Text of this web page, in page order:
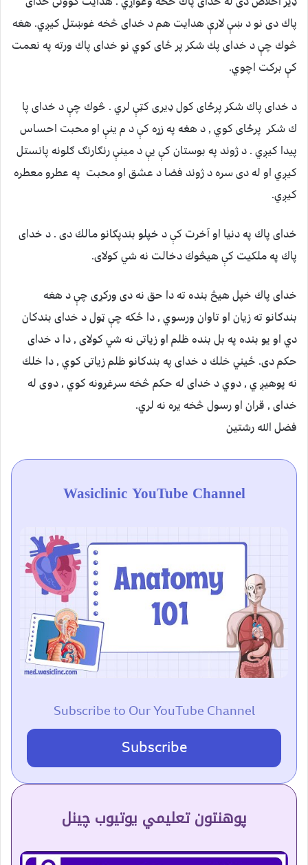
پاك دى نو د ښې لارې هدايت هم د خداى څخه غوښتل كيږي. هغه
څوك چې د خداى پك شكر پر ځاى كوي نو خداى پاك ورته په نعمت
كې بركت اچوي.
د خداى پاك شكر پرځاى كول ډيرى كټې لري . څوك چې د خداى پا
ك شكر پرځاى كوي , د هغه په زړه كې د م ينې او محبت احساس
پيدا كيږي . د ژوند په بوستان كې يې د مينې رنګارنګ ګلونه پانستل
كيږي او له دى سره د ژوند فضا د عشق او محبت په عطرو معطره
كيږي.
خداى پاك په دنيا او آخرت کې د خپلو بندپګانو مالك دى . د خداى
پاك په ملكيت كې هيڅوك دخالت نه شي كولاى.
خداى پاك خپل هيڅ بنده ته دا حق نه دى وركړی چې د هغه
بندګانو ته زيان او تاوان ورسوي , دا ځكه چې ټول د خداى بندکان
دي او يو بنده په بل بنده ظلم او زياتى نه شي كولاى , دا د خداى
حكم دى. ځيني خلك د خداى په بندكانو ظلم زياتى كوي , دا خلك
نه پوهيږ ي , دوي د خداى له حكم څخه سرغړونه كوي , دوى له
خداى , قران او رسول څخه يره نه لري.
فضل الله رشتين
Wasiclinic YouTube Channel
Subscribe to Our YouTube Channel
Subscribe
پوهنتون تعلیمي یوتیوب چینل